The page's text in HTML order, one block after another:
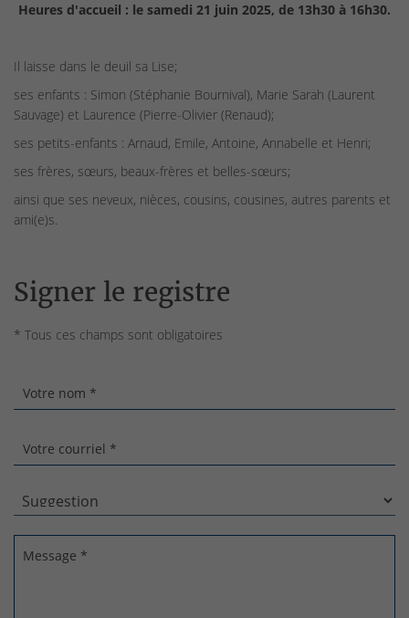
Heures d'accueil : le samedi 21 juin 2025, de 13h30 à 16h30.
Il laisse dans le deuil sa Lise;
ses enfants : Simon (Stéphanie Bournival), Marie Sarah (Laurent
Sauvage) et Laurence (Pierre-Olivier (Renaud);
ses petits-enfants : Arnaud, Emile, Antoine, Annabelle et Henri;
ses frères, sœurs, beaux-frères et belles-sœurs;
ainsi que ses neveux, nièces, cousins, cousines, autres parents et
ami(e)s.
Signer le registre
* Tous ces champs sont obligatoires
Votre nom *
Votre courriel *
Message *